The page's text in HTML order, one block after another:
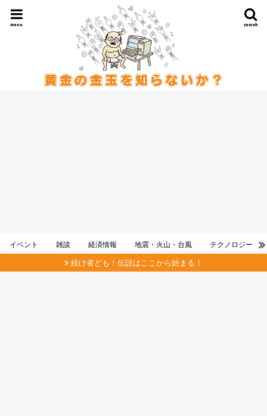
search
menu
イベント 雑談 経済情報 地震・火山・台風 テクノロジー
続け者ども！伝説はここから始まる！